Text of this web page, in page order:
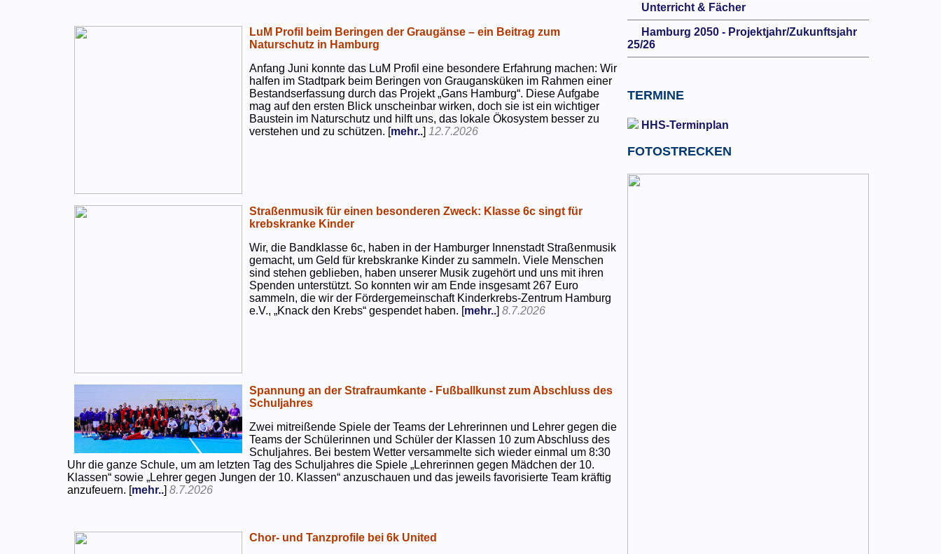
LuM Profil beim Beringen der Graugänse – ein Beitrag zum
Naturschutz in Hamburg
Anfang Juni konnte das LuM Profil eine besondere Erfahrung machen: Wir
halfen im Stadtpark beim Beringen von Graugansküken im Rahmen einer
Bestandserfassung durch das Projekt „Gans Hamburg“. Diese Aufgabe
mag auf den ersten Blick unscheinbar wirken, doch sie ist ein wichtiger
Baustein im Naturschutz und hilft uns, das lokale Ökosystem besser zu
verstehen und zu schützen. [mehr..] 12.7.2026
Straßenmusik für einen besonderen Zweck: Klasse 6c singt für
krebskranke Kinder
Wir, die Bandklasse 6c, haben in der Hamburger Innenstadt Straßenmusik
gemacht, um Geld für krebskranke Kinder zu sammeln. Viele Menschen
sind stehen geblieben, haben unserer Musik zugehört und uns mit ihren
Spenden unterstützt. So konnten wir am Ende insgesamt 267 Euro
sammeln, die wir der Fördergemeinschaft Kinderkrebs-Zentrum Hamburg
e.V., „Knack den Krebs“ gespendet haben. [mehr..]8.7.2026
Spannung an der Strafraumkante - Fußballkunst zum Abschluss des
Schuljahres
Zwei mitreißende Spiele der Teams der Lehrerinnen und Lehrer gegen die
Teams der Schülerinnen und Schüler der Klassen 10 zum Abschluss des
Schuljahres. Bei bestem Wetter versammelte sich wieder einmal um 8:30
Uhr die ganze Schule, um am letzten Tag des Schuljahres die Spiele „Lehrerinnen gegen Mädchen der 10.
Klassen“ sowie „Lehrer gegen Jungen der 10. Klassen“ anzuschauen und das jeweils favorisierte Team kräftig
anzufeuern. [mehr..]8.7.2026
Chor- und Tanzprofile bei 6k United
Unterricht & Fächer
Hamburg 2050 - Projektjahr/Zukunftsjahr
25/26
TERMINE
HHS-Terminplan
FOTOSTRECKEN